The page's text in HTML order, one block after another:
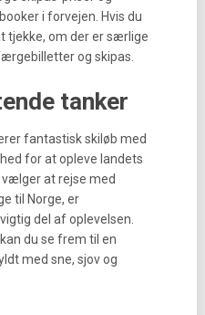
i forvejen. Hvis du
tjekke, om der er særlige
og skipas.
tanker
fantastisk skiløb med
for at opleve landets
at rejse med
til Norge, er
del af oplevelsen.
du se frem til en
med sne, sjov og